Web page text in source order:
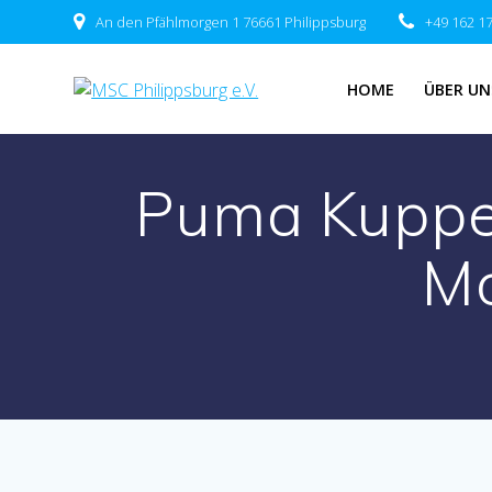
Inhalt
An den Pfählmorgen 1 76661 Philippsburg +49 162
HOME ÜBER
Puma